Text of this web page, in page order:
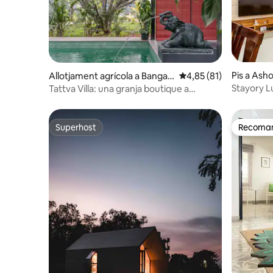
Allotjament agrícola a Bangal
ore
4,85 de puntuació
4,85 (81)
Tattva Villa: una granja boutique a
Pis a
Stayory
Superhost
Superhost